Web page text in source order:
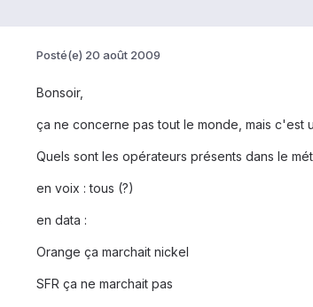
Posté(e) 20 août 2009
Bonsoir,
ça ne concerne pas tout le monde, mais c'est
Quels sont les opérateurs présents dans le
en voix : tous (?)
en data :
Orange ça marchait nickel
SFR ça ne marchait pas